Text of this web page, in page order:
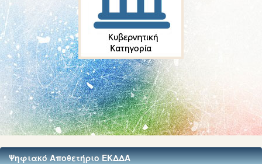
Ψηφιακό Αποθετήριο ΕΚΔΔΑ